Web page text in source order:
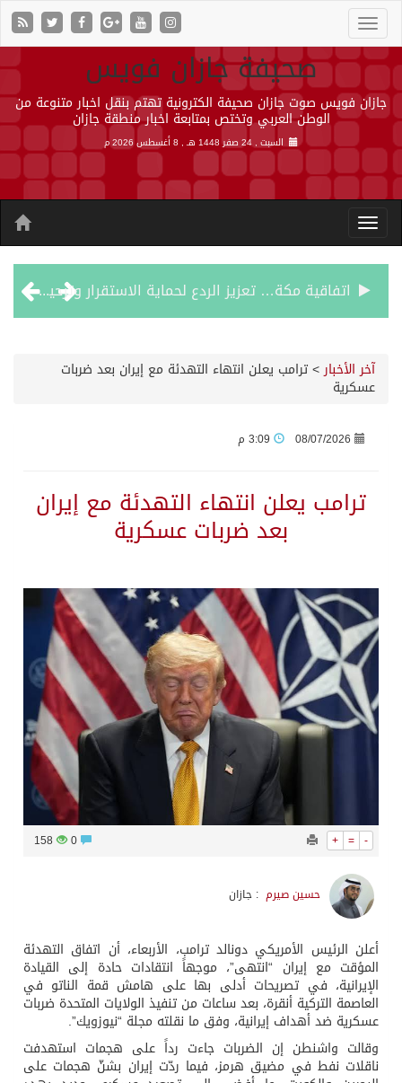
صحيفة جازان فويس
جازان فويس صوت جازان صحيفة الكترونية تهتم بنقل اخبار متنوعة من
الوطن العربي وتختص بمتابعة اخبار منطقة جازان
السبت , 24 صفر 1448 هـ , 8 أغسطس 2026 م
اتفاقية مكة… تعزيز الردع لحماية الاستقرار وترحيب اقليمي ودولي بها
حالة الطقس المتوقعة اليوم في المملكة
جماعة الحوثي تعلن الحرب و اذرع طهران تخطط باعمال ارهابية واسعة تطال دول الشرق الاوسط
قمة سعودية – تركية – باكستانية في جدة
مقتل شخصين وإصابة 14 إثر انفجار عبوة ناسفة داخل حافلة في ريف دمشق
آخر الأخبار>ترامب يعلن انتهاء التهدئة مع إيران بعد ضربات
عسكرية
08/07/2026
ترامب يعلن انتهاء التهدئة مع إيران
بعد ضربات عسكرية
+ = -
158
حسين صيرم : جازان
أعلن الرئيس الأمريكي دونالد ترامب، الأربعاء، أن اتفاق التهدئة
المؤقت مع إيران “انتهى”، موجهاً انتقادات حادة إلى القيادة
الإيرانية، في تصريحات أدلى بها على هامش قمة الناتو في
العاصمة التركية أنقرة، بعد ساعات من تنفيذ الولايات المتحدة ضربات
عسكرية ضد أهداف إيرانية، وفق ما نقلته مجلة “نيوزويك”.
وقالت واشنطن إن الضربات جاءت رداً على هجمات استهدفت
ناقلات نفط في مضيق هرمز، فيما ردّت إيران بشنّ هجمات على